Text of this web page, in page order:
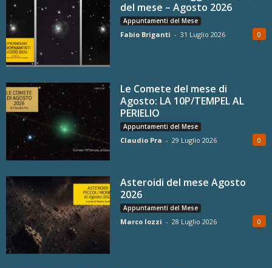
del mese – Agosto 2026
Appuntamenti del Mese
Fabio Briganti - 31 Luglio 2026 0
Le Comete del mese di
Agosto: LA 10P/TEMPEL AL
PERIELIO
Appuntamenti del Mese
Claudio Pra - 29 Luglio 2026 0
Asteroidi del mese Agosto
2026
Appuntamenti del Mese
Marco Iozzi - 28 Luglio 2026 0